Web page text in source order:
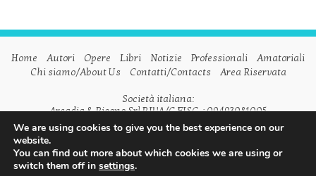
Home Autori Opere Libri Notizie Professionali
Amatoriali
Chi siamo/About Us
Contatti/Contacts Area Riservata
Società italiana:
Arcadia & Ricono Srl P.IVA/C.FISC. : 09493081005
Società inglese:
Arcadia & Ricono Ltd VAT n. GB798542175
Seguici su
We are using cookies to give you the best experience on our
website.
You can find out more about which cookies we are using or
switch them off in settings.